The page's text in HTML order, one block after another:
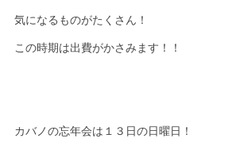
気になるものがたくさん！
この時期は出費がかさみます！！
カバノの忘年会は１３日の日曜日！